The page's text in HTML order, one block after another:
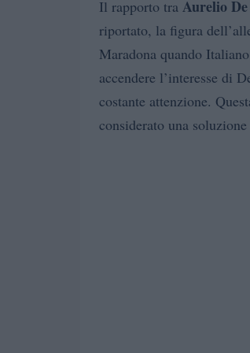
Il rapporto tra Aurelio
riportato, la figura
Maradona quando
accendere l’interesse di
costante attenzione.
considerato una